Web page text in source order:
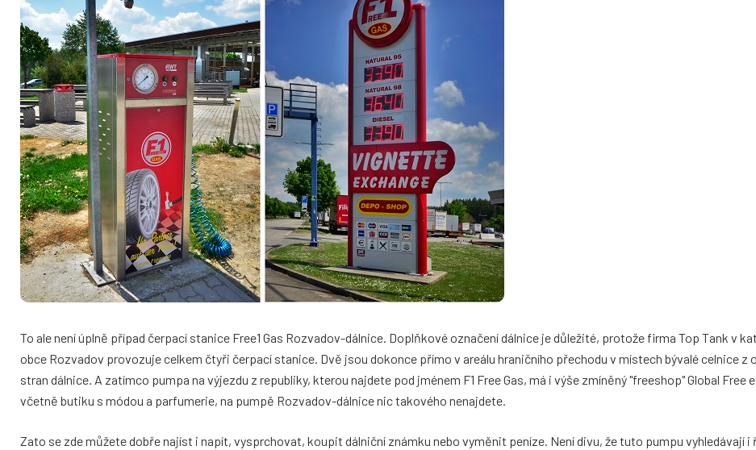
To ale není úplně případ čerpací stanice Free1 Gas Rozvadov-dálnice. Doplňkové označení dálnice je důležité, protože firma Top Tank v
obce Rozvadov provozuje celkem čtyři čerpací stanice. Dvě jsou dokonce přímo v areálu hraničního přechodu v místech bývalé celnice z
stran dálnice. A zatímco pumpa na výjezdu z republiky, kterou najdete pod jménem F1 Free Gas, má i výše zmíněný "freeshop" Global Free
včetně butiku s módou a parfumerie, na pumpě Rozvadov-dálnice nic takového nenajdete.
Zato se zde můžete dobře najíst i napít, vysprchovat, koupit dálniční známku nebo vyměnit peníze. Není divu, že tuto pumpu vyhledávají i